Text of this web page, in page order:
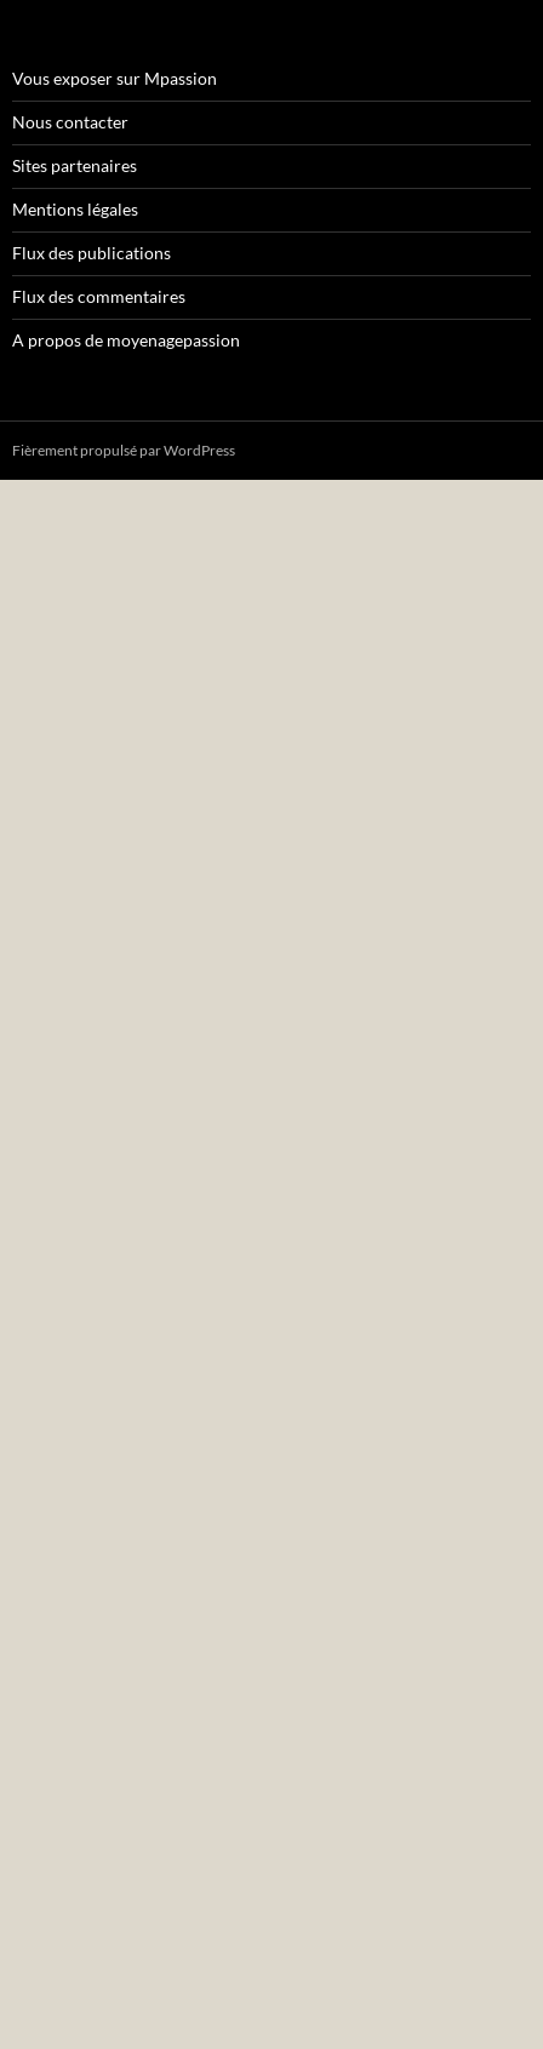
Vous exposer sur Mpassion
Nous contacter
Sites partenaires
Mentions légales
Flux des publications
Flux des commentaires
A propos de moyenagepassion
Fièrement propulsé par WordPress